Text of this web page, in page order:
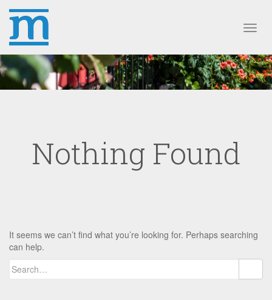
Nothing Found
It seems we can’t find what you’re looking for. Perhaps searching
can help.
Search for: